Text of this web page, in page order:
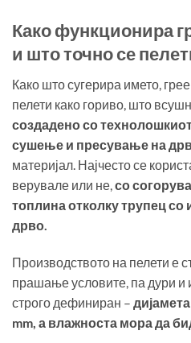
Како функционира
и што точно се
Како што сугерира името,
пелети како гориво, што
создадено со
сушење и пресување на
материјал. Најчесто се
верувале или не,со
топлина отколку трупец со
дрво.
Производството на пелети е
прашање условите, па дури и
строго дефиниран –
mm, а влажноста мора да